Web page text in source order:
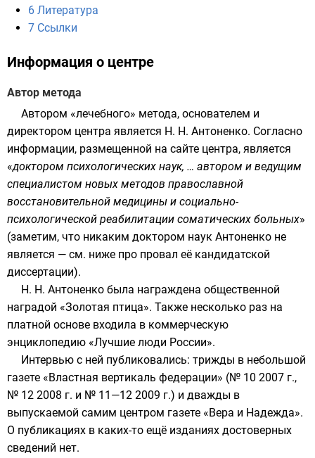
6 Литература
7 Ссылки
Информация о центре
Автор метода
Автором «лечебного» метода, основателем и
директором центра является Н. Н. Антоненко. Согласно
информации, размещенной на сайте центра, является
«доктором психологических наук, … автором и ведущим
специалистом новых методов православной
восстановительной медицины и социально-
психологической реабилитации соматических больных»
(заметим, что никаким доктором наук Антоненко не
является — см. ниже про провал её кандидатской
диссертации).
Н. Н. Антоненко была награждена общественной
наградой «Золотая птица». Также несколько раз на
платной основе входила в коммерческую
энциклопедию «Лучшие люди России».
Интервью с ней публиковались: трижды в небольшой
газете «Властная вертикаль федерации» (№ 10 2007 г.,
№ 12 2008 г. и № 11—12 2009 г.) и дважды в
выпускаемой самим центром газете «Вера и Надежда».
О публикациях в каких-то ещё изданиях достоверных
сведений нет.